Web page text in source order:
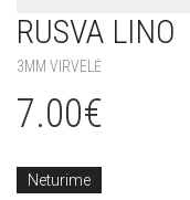
RUSVA LINO
3MM VIRVELĖ
7.00€
Neturime